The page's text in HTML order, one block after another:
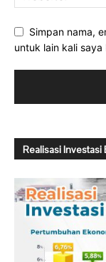
Simpan nama,
untuk lain kali saya
Realisasi